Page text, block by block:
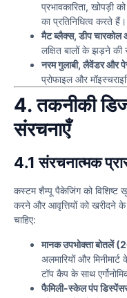
प्रभावकारिता,
का प्रतिनिधित्व करते हैं।
मैट ब्लैक्स, डीप चारकोल
लक्षित बालों के झड़ने
नरम गुलाबी, लैवेंडर और
प्रोफाइल और
4. तकनीकी
संरचनाएँ
4.1 संरचनात्मक
कस्टम शैम्पू पैकेजिंग को विशिष्ट
करने और आवृत्तियों को खरीदने के
चाहिए:
मानक उपभोक्ता बोतलें
अलमारियों और
टॉप कैप के साथ
फैमिली-स्केल पंप